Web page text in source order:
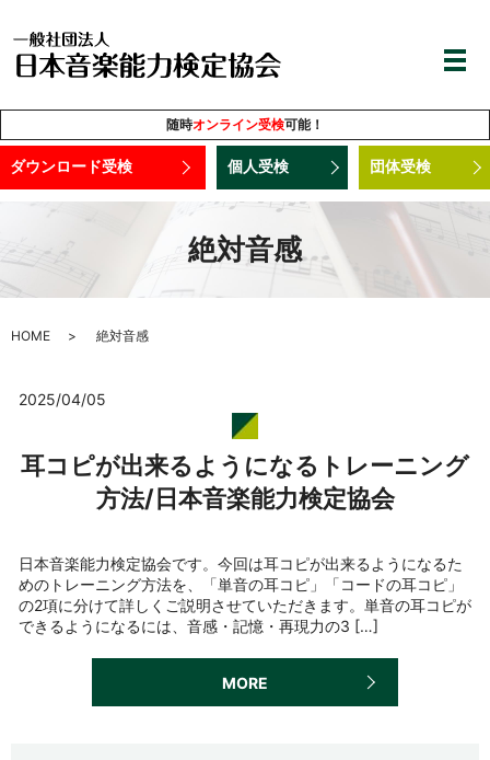
随時オンライン受検可能！
ダウンロード受検 個人受検 団体受検
絶対音感
HOME 絶対音感
2025/04/05
耳コピが出来るようになるトレーニング
方法/日本音楽能力検定協会
日本音楽能力検定協会です。今回は耳コピが出来るようになるた
めのトレーニング方法を、「単音の耳コピ」「コードの耳コピ」
の2項に分けて詳しくご説明させていただきます。単音の耳コピが
できるようになるには、音感・記憶・再現力の3 […]
MORE